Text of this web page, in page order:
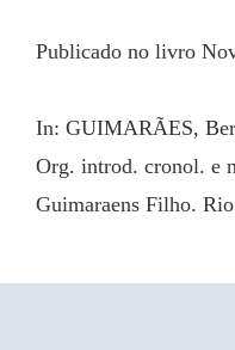
Publicado no livro
In: GUIMARÃES,
Org. introd. cronol. e